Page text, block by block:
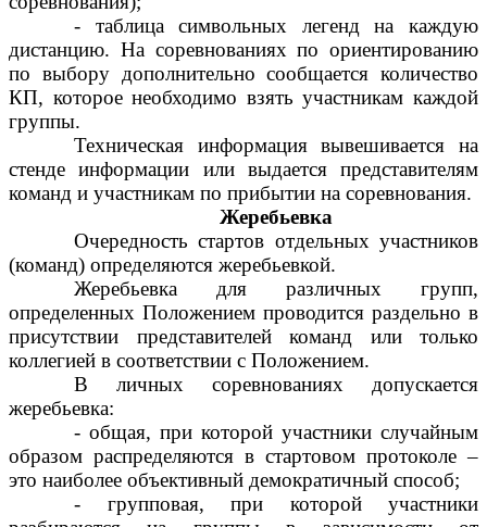
- таблица символьных легенд на каждую
дистанцию. На соревнованиях по ориентированию
по выбору дополнительно сообщается количество
КП, которое необходимо взять участникам каждой
группы.
Техническая информация вывешивается на
стенде информации или выдается представителям
команд и участникам по прибытии на соревнования.
Жеребьевка
Очередность стартов отдельных участников
(команд) определяются жеребьевкой.
Жеребьевка для различных групп,
определенных Положением проводится раздельно в
присутствии представителей команд или только
коллегией в соответствии с Положением.
В личных соревнованиях допускается
жеребьевка:
- общая, при которой участники случайным
образом распределяются в стартовом протоколе –
это наиболее объективный демократичный способ;
- групповая, при которой участники